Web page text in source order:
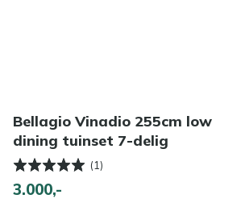
Bellagio Vinadio 255cm low
dining tuinset 7-delig
(1)
3.000,-